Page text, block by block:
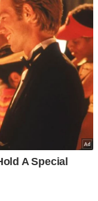
china
de 2025 que
en México!